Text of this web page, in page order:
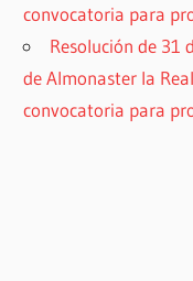
convocatoria para
Resolución de 31
de Almonaster la
convocatoria para